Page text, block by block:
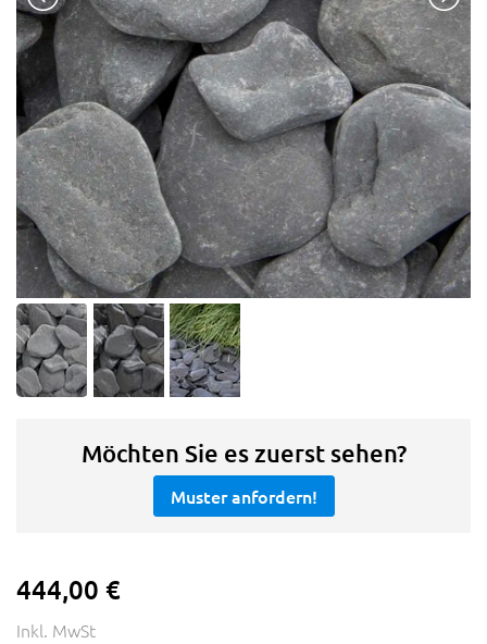
Möchten Sie es zuerst sehen?
Muster anfordern!
444,00 €
Inkl. MwSt